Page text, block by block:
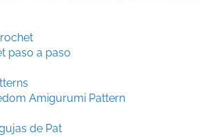
paso a paso
Amigurumi Pattern
de Pat